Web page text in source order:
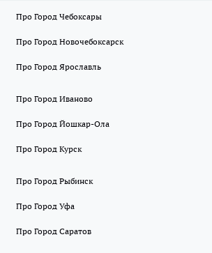
Про Город Чебоксары
Про Город Новочебоксарск
Про Город Ярославль
Про Город Иваново
Про Город Йошкар-Ола
Про Город Курск
Про Город Рыбинск
Про Город Уфа
Про Город Саратов